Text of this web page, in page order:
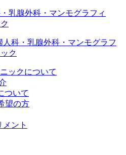
ックについて
ついて
望の方
メント